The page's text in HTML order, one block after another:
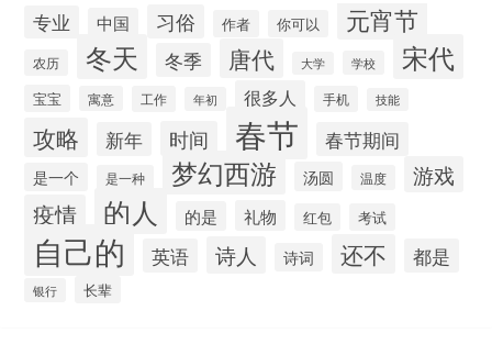
专业 中国 习俗 作者 你可以 元宵节
农历 冬天 冬季 唐代 大学 学校 宋代
宝宝 寓意 工作 年初 很多人 手机 技能
攻略 新年 时间 春节 春节期间
是一个 是一种 梦幻西游 汤圆 温度 游戏
疫情 的人 的是 礼物 红包 考试
自己的 英语 诗人 诗词 还不 都是
银行 长辈